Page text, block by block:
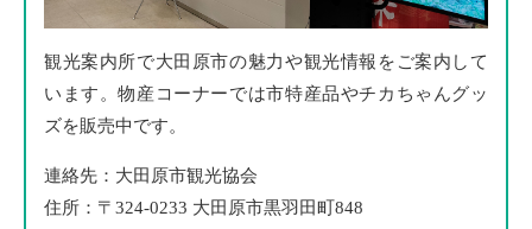
観光案内所で大田原市の魅力や観光情報をご案内して
います。物産コーナーでは市特産品やチカちゃんグッ
ズを販売中です。
連絡先：大田原市観光協会
住所：〒324-0233 大田原市黒羽田町848